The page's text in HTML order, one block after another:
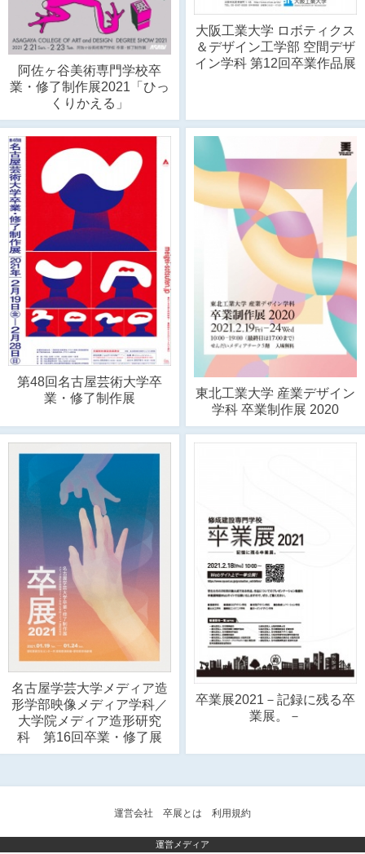
阿佐ヶ谷美術専門学校卒
業・修了制作展2021「ひっ
くりかえる」
大阪工業大学 ロボティクス
＆デザイン工学部 空間デザ
イン学科 第12回卒業作品展
第48回名古屋芸術大学卒
業・修了制作展
東北工業大学 産業デザイン
学科 卒業制作展 2020
名古屋学芸大学メディア造
形学部映像メディア学科／
大学院メディア造形研究
科 第16回卒業・修了展
卒業展2021－記録に残る卒
業展。－
運営会社 卒展とは 利用規約
運営メディア